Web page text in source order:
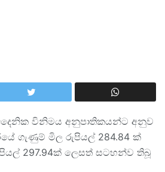
දෛනික විනිමය අනුපාතිකයන්ට අනුව
ගැණුම් මිල රුපියල් 284.84 ක්
297.94ක් ලෙසත් සටහන්ව තිබූ